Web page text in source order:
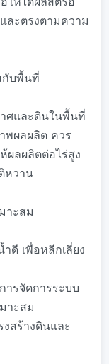
ะตรงตามความ
กับพื้นที่
ศและดินในพื้นที่
พผลผลิต ควร
ผลผลิตต่อไร่สูง
หวาน
าะสม
ดี เพื่อหลีกเลี่ยง
รจัดการระบบ
าะสม
สร้างดินและ